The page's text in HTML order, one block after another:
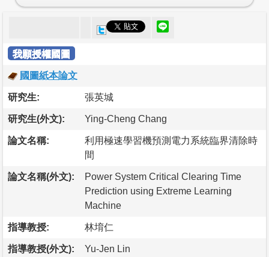
我願授權國圖
國圖紙本論文
研究生: 張英城
研究生(外文): Ying-Cheng Chang
論文名稱:
利用極速學習機預測電力系統臨界清除時
間
論文名稱(外文):
Power System Critical Clearing Time
Prediction using Extreme Learning
Machine
指導教授: 林堉仁
指導教授(外文): Yu-Jen Lin